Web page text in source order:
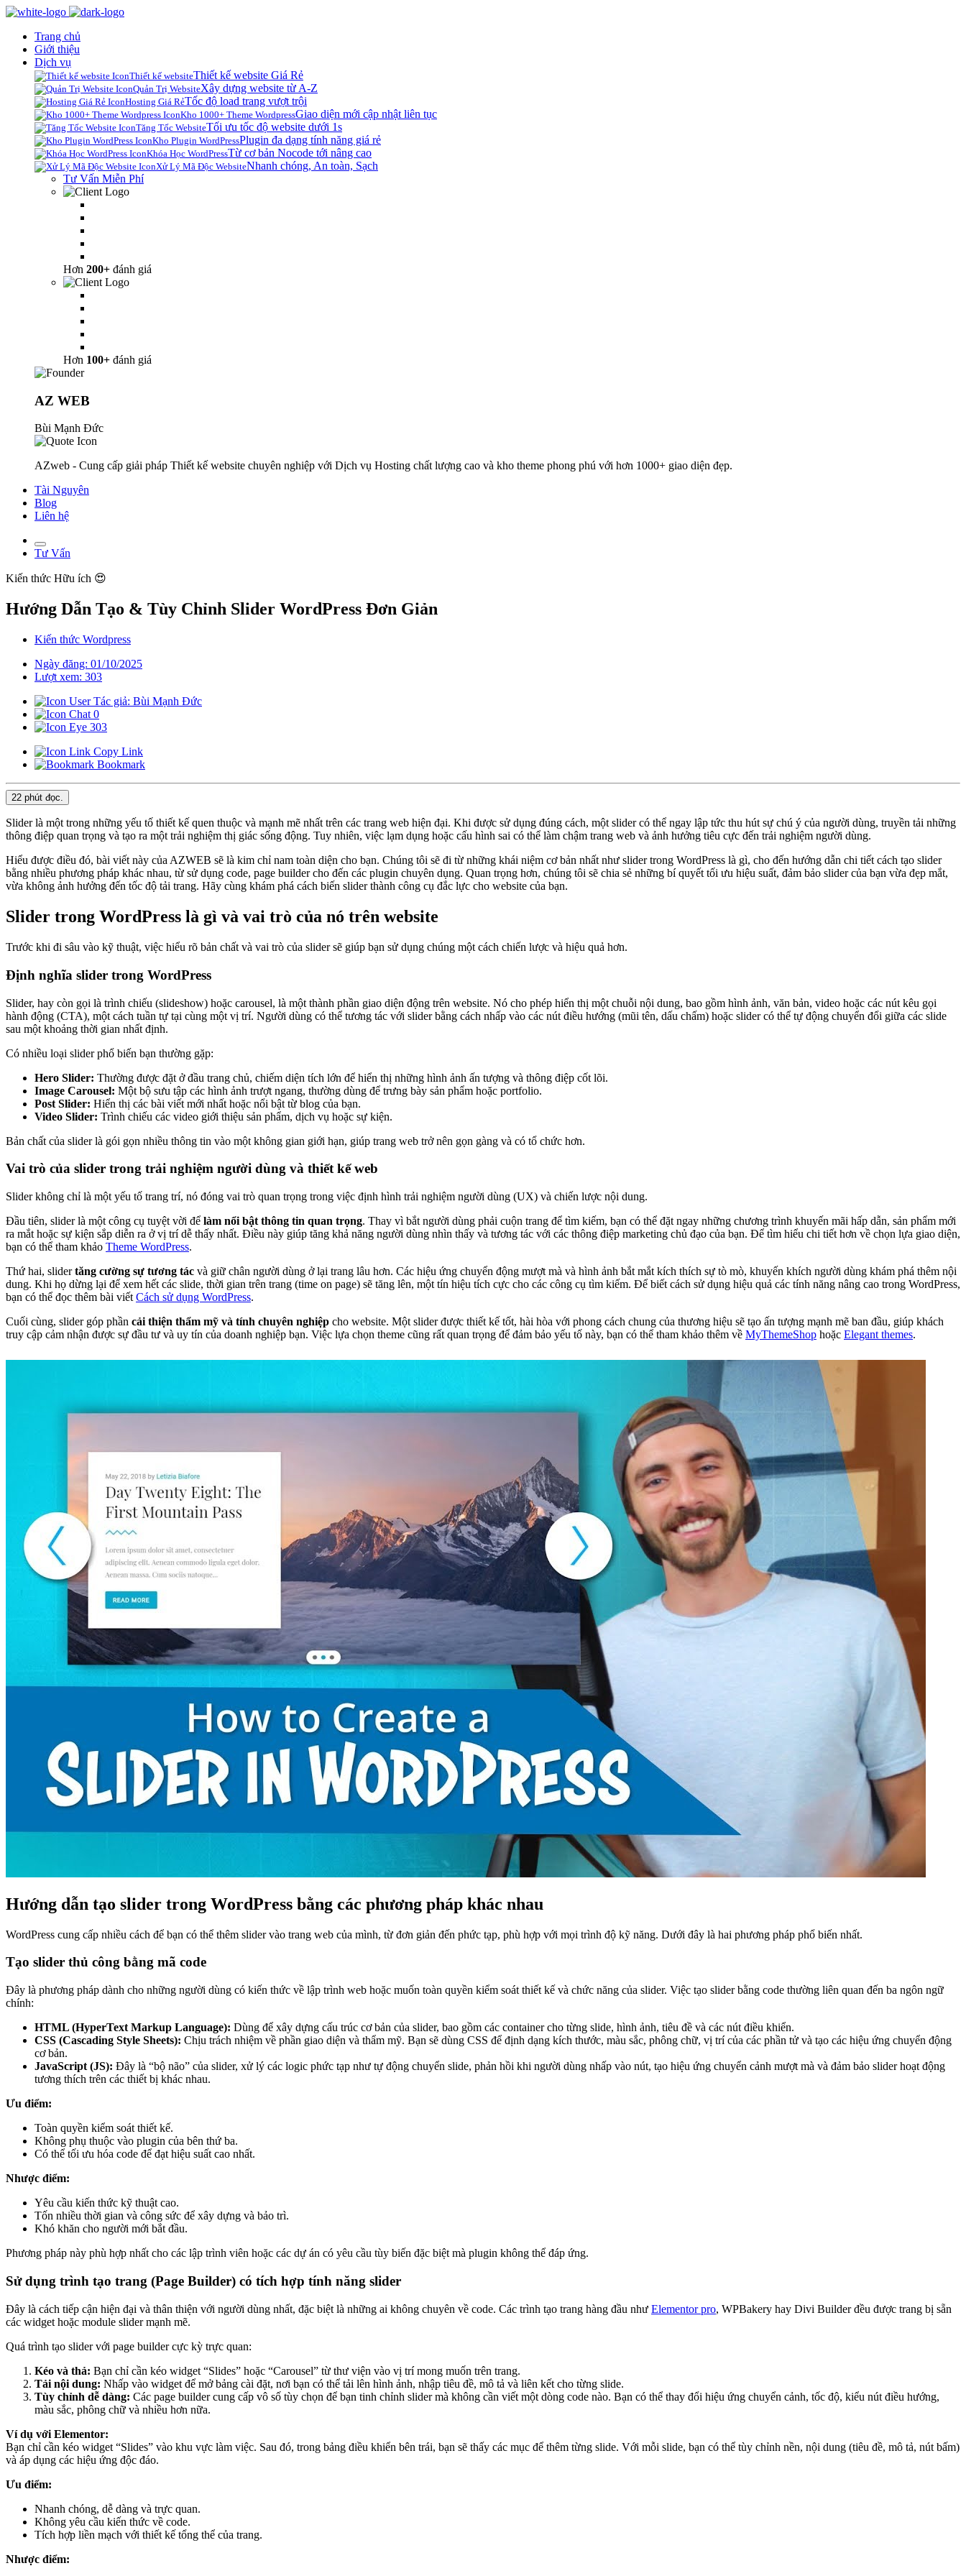
Trang chủ
Giới thiệu
Dịch vụ
Thiết kế websiteThiết kế website Giá Rẻ
Quản Trị WebsiteXây dựng website từ A-Z
Hosting Giá RẻTốc độ load trang vượt trội
Kho 1000+ Theme WordpressGiao diện mới cập nhật liên tục
Tăng Tốc WebsiteTối ưu tốc độ website dưới 1s
Kho Plugin WordPressPlugin đa dạng tính năng giá rẻ
Khóa Học WordPressTừ cơ bản Nocode tới nâng cao
Xử Lý Mã Độc WebsiteNhanh chóng, An toàn, Sạch
Tư Vấn Miễn Phí
Hơn 200+ đánh giá
Hơn 100+ đánh giá
AZ WEB
Bùi Mạnh Đức
AZweb - Cung cấp giải pháp Thiết kế website chuyên nghiệp với Dịch vụ Hosting chất lượng cao và kho theme phong phú với hơn 1000+ giao diện đẹp.
Tài Nguyên
Blog
Liên hệ
Tư Vấn
Kiến thức Hữu ích 😍
Hướng Dẫn Tạo & Tùy Chỉnh Slider WordPress Đơn Giản
Kiến thức Wordpress
Ngày đăng: 01/10/2025
Lượt xem: 303
Tác giả: Bùi Mạnh Đức
0
303
Copy Link
Bookmark
22 phút đọc.
Slider là một trong những yếu tố thiết kế quen thuộc và mạnh mẽ nhất trên các trang web hiện đại. Khi được sử dụng đúng cách, một slider có thể ngay lập tức thu hút sự chú ý của người dùng, truyền tải những
thông điệp quan trọng và tạo ra một trải nghiệm thị giác sống động. Tuy nhiên, việc lạm dụng hoặc cấu hình sai có thể làm chậm trang web và ảnh hưởng tiêu cực đến trải nghiệm người dùng.
Hiểu được điều đó, bài viết này của AZWEB sẽ là kim chỉ nam toàn diện cho bạn. Chúng tôi sẽ đi từ những khái niệm cơ bản nhất như slider trong WordPress là gì, cho đến hướng dẫn chi tiết cách tạo slider
bằng nhiều phương pháp khác nhau, từ sử dụng code, page builder cho đến các plugin chuyên dụng. Quan trọng hơn, chúng tôi sẽ chia sẻ những bí quyết tối ưu hiệu suất, đảm bảo slider của bạn vừa đẹp mắt,
vừa không ảnh hưởng đến tốc độ tải trang. Hãy cùng khám phá cách biến slider thành công cụ đắc lực cho website của bạn.
Slider trong WordPress là gì và vai trò của nó trên website
Trước khi đi sâu vào kỹ thuật, việc hiểu rõ bản chất và vai trò của slider sẽ giúp bạn sử dụng chúng một cách chiến lược và hiệu quả hơn.
Định nghĩa slider trong WordPress
Slider, hay còn gọi là trình chiếu (slideshow) hoặc carousel, là một thành phần giao diện động trên website. Nó cho phép hiển thị một chuỗi nội dung, bao gồm hình ảnh, văn bản, video hoặc các nút kêu gọi
hành động (CTA), một cách tuần tự tại cùng một vị trí. Người dùng có thể tương tác với slider bằng cách nhấp vào các nút điều hướng (mũi tên, dấu chấm) hoặc slider có thể tự động chuyển đổi giữa các slide
sau một khoảng thời gian nhất định.
Có nhiều loại slider phổ biến bạn thường gặp:
Hero Slider: Thường được đặt ở đầu trang chủ, chiếm diện tích lớn để hiển thị những hình ảnh ấn tượng và thông điệp cốt lõi.
Image Carousel: Một bộ sưu tập các hình ảnh trượt ngang, thường dùng để trưng bày sản phẩm hoặc portfolio.
Post Slider: Hiển thị các bài viết mới nhất hoặc nổi bật từ blog của bạn.
Video Slider: Trình chiếu các video giới thiệu sản phẩm, dịch vụ hoặc sự kiện.
Bản chất của slider là gói gọn nhiều thông tin vào một không gian giới hạn, giúp trang web trở nên gọn gàng và có tổ chức hơn.
Vai trò của slider trong trải nghiệm người dùng và thiết kế web
Slider không chỉ là một yếu tố trang trí, nó đóng vai trò quan trọng trong việc định hình trải nghiệm người dùng (UX) và chiến lược nội dung.
Đầu tiên, slider là một công cụ tuyệt vời để làm nổi bật thông tin quan trọng. Thay vì bắt người dùng phải cuộn trang để tìm kiếm, bạn có thể đặt ngay những chương trình khuyến mãi hấp dẫn, sản phẩm mới
ra mắt hoặc sự kiện sắp diễn ra ở vị trí dễ thấy nhất. Điều này giúp tăng khả năng người dùng nhìn thấy và tương tác với các thông điệp marketing chủ đạo của bạn. Để tìm hiểu chi tiết hơn về chọn lựa giao diện,
bạn có thể tham khảo Theme WordPress.
Thứ hai, slidertăng cường sự tương tác và giữ chân người dùng ở lại trang lâu hơn. Các hiệu ứng chuyển động mượt mà và hình ảnh bắt mắt kích thích sự tò mò, khuyến khích người dùng khám phá thêm nội
dung. Khi họ dừng lại để xem hết các slide, thời gian trên trang (time on page) sẽ tăng lên, một tín hiệu tích cực cho các công cụ tìm kiếm. Để biết cách sử dụng hiệu quả các tính năng nâng cao trong WordPress,
bạn có thể đọc thêm bài viết Cách sử dụng WordPress.
Cuối cùng, slider góp phần cải thiện thẩm mỹ và tính chuyên nghiệp cho website. Một slider được thiết kế tốt, hài hòa với phong cách chung của thương hiệu sẽ tạo ấn tượng mạnh mẽ ban đầu, giúp khách
truy cập cảm nhận được sự đầu tư và uy tín của doanh nghiệp bạn. Việc lựa chọn theme cũng rất quan trọng để đảm bảo yếu tố này, bạn có thể tham khảo thêm về MyThemeShop hoặc Elegant themes.
Hướng dẫn tạo slider trong WordPress bằng các phương pháp khác nhau
WordPress cung cấp nhiều cách để bạn có thể thêm slider vào trang web của mình, từ đơn giản đến phức tạp, phù hợp với mọi trình độ kỹ năng. Dưới đây là hai phương pháp phổ biến nhất.
Tạo slider thủ công bằng mã code
Đây là phương pháp dành cho những người dùng có kiến thức về lập trình web hoặc muốn toàn quyền kiểm soát thiết kế và chức năng của slider. Việc tạo slider bằng code thường liên quan đến ba ngôn ngữ
chính:
HTML (HyperText Markup Language): Dùng để xây dựng cấu trúc cơ bản của slider, bao gồm các container cho từng slide, hình ảnh, tiêu đề và các nút điều khiển.
CSS (Cascading Style Sheets): Chịu trách nhiệm về phần giao diện và thẩm mỹ. Bạn sẽ dùng CSS để định dạng kích thước, màu sắc, phông chữ, vị trí của các phần tử và tạo các hiệu ứng chuyển động
cơ bản.
JavaScript (JS): Đây là “bộ não” của slider, xử lý các logic phức tạp như tự động chuyển slide, phản hồi khi người dùng nhấp vào nút, tạo hiệu ứng chuyển cảnh mượt mà và đảm bảo slider hoạt động
tương thích trên các thiết bị khác nhau.
Ưu điểm:
Toàn quyền kiểm soát thiết kế.
Không phụ thuộc vào plugin của bên thứ ba.
Có thể tối ưu hóa code để đạt hiệu suất cao nhất.
Nhược điểm:
Yêu cầu kiến thức kỹ thuật cao.
Tốn nhiều thời gian và công sức để xây dựng và bảo trì.
Khó khăn cho người mới bắt đầu.
Phương pháp này phù hợp nhất cho các lập trình viên hoặc các dự án có yêu cầu tùy biến đặc biệt mà plugin không thể đáp ứng.
Sử dụng trình tạo trang (Page Builder) có tích hợp tính năng slider
Đây là cách tiếp cận hiện đại và thân thiện với người dùng nhất, đặc biệt là những ai không chuyên về code. Các trình tạo trang hàng đầu như Elementor pro, WPBakery hay Divi Builder đều được trang bị sẵn
các widget hoặc module slider mạnh mẽ.
Quá trình tạo slider với page builder cực kỳ trực quan:
Kéo và thả: Bạn chỉ cần kéo widget “Slides” hoặc “Carousel” từ thư viện vào vị trí mong muốn trên trang.
Tải nội dung: Nhấp vào widget để mở bảng cài đặt, nơi bạn có thể tải lên hình ảnh, nhập tiêu đề, mô tả và liên kết cho từng slide.
Tùy chỉnh dễ dàng: Các page builder cung cấp vô số tùy chọn để bạn tinh chỉnh slider mà không cần viết một dòng code nào. Bạn có thể thay đổi hiệu ứng chuyển cảnh, tốc độ, kiểu nút điều hướng,
màu sắc, phông chữ và nhiều hơn nữa.
Ví dụ với Elementor:
Bạn chỉ cần kéo widget “Slides” vào khu vực làm việc. Sau đó, trong bảng điều khiển bên trái, bạn sẽ thấy các mục để thêm từng slide. Với mỗi slide, bạn có thể tùy chỉnh nền, nội dung (tiêu đề, mô tả, nút bấm)
và áp dụng các hiệu ứng độc đáo.
Ưu điểm:
Nhanh chóng, dễ dàng và trực quan.
Không yêu cầu kiến thức về code.
Tích hợp liền mạch với thiết kế tổng thể của trang.
Nhược điểm: